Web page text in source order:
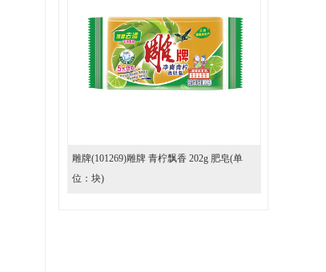
雕牌(101269)雕牌 青柠飘香 202g 肥皂(单
位：块)